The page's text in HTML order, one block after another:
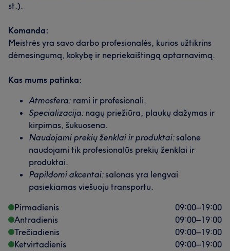
Mūsų klientų nuomonė apie darbuotoją: Ieva
Profesionalus 6 Kruopštus
st.).
Komanda:
Meistrės yra savo darbo profesionalės, kurios užtikrins
dėmesingumą, kokybę ir nepriekaištingą aptarnavimą.
Kas mums patinka:
Atmosfera: rami ir profesionali.
Specializacija: nagų priežiūra, plaukų dažymas ir
kirpimas, šukuosena.
Naudojami prekių ženklai ir produktai: salone
naudojami tik profesionalūs prekių ženklai ir
produktai.
Papildomi akcentai: salonas yra lengvai
pasiekiamas viešuoju transportu.
Pirmadienis
09:00–19:00
Antradienis
09:00–19:00
Trečiadienis
09:00–19:00
Ketvirtadienis
09:00–19:00